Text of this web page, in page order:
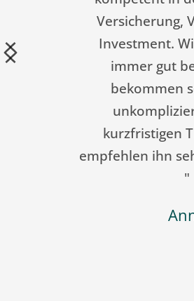
als sehr guten Berater
neben seinem Know-How
sein neutrales aber
freundliches
merkt das er einen helfen
nicht auf das Geld hinaus ist.
ihn fühlt man sich
geborgen, zudem weiß man
gelassen wird und er